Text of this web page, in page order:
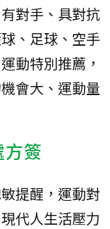
對手、具對抗
、足球、空手
動特別推薦，
會大、運動量
簽
提醒，運動對
代人生活壓力